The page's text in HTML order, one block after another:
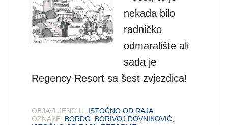
nekada bilo
radničko
odmaralište ali
sada je
Regency Resort sa šest zvjezdica!
OBJAVLJENO U: ISTOČNO OD RAJA
OZNAKE: BORDO BORIVOJ DOVNIKOVIĆ